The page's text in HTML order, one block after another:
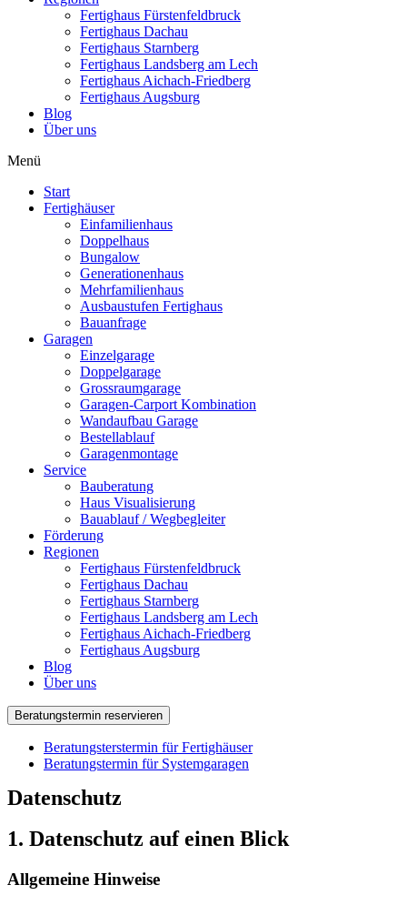
Fertighaus Fürstenfeldbruck
Fertighaus Dachau
Fertighaus Starnberg
Fertighaus Landsberg am Lech
Fertighaus Aichach-Friedberg
Fertighaus Augsburg
Blog
Über uns
Menü
Start
Fertighäuser
Einfamilienhaus
Doppelhaus
Bungalow
Generationenhaus
Mehrfamilienhaus
Ausbaustufen Fertighaus
Bauanfrage
Garagen
Einzelgarage
Doppelgarage
Grossraumgarage
Garagen-Carport Kombination
Wandaufbau Garage
Bestellablauf
Garagenmontage
Service
Bauberatung
Haus Visualisierung
Bauablauf / Wegbegleiter
Förderung
Regionen
Fertighaus Fürstenfeldbruck
Fertighaus Dachau
Fertighaus Starnberg
Fertighaus Landsberg am Lech
Fertighaus Aichach-Friedberg
Fertighaus Augsburg
Blog
Über uns
Beratungstermin reservieren
Beratungsterstermin für Fertighäuser
Beratungstermin für Systemgaragen
Datenschutz
1. Datenschutz auf einen Blick
Allgemeine Hinweise